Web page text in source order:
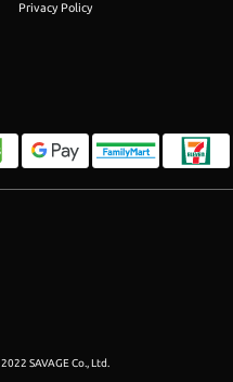
Privacy Policy
2022 SAVAGE Co., Ltd.